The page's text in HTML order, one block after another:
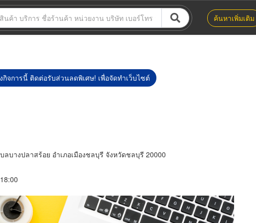
ค้นหาเพิ่มเติม
จการนี้ ติดต่อรับส่วนลดพิเศษ! เพื่อจัดทำเว็บไซต์
บางปลาสร้อย อำเภอเมืองชลบุรี จังหวัดชลบุรี 20000